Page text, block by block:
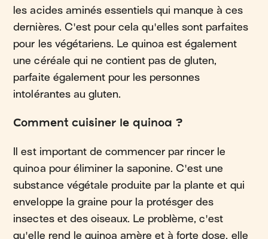
les acides aminés essentiels qui manque à ces
dernières. C'est pour cela qu'elles sont parfaites
pour les végétariens. Le quinoa est également
une céréale qui ne contient pas de gluten,
parfaite également pour les personnes
intolérantes au gluten.
Comment cuisiner le quinoa ?
Il est important de commencer par rincer le
quinoa pour éliminer la saponine. C'est une
substance végétale produite par la plante et qui
enveloppe la graine pour la protésger des
insectes et des oiseaux. Le problème, c'est
qu'elle rend le quinoa amère et à forte dose, elle